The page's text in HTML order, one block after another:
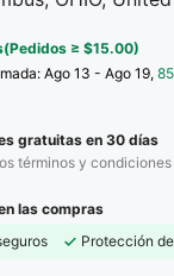
≥ $15.00)
Ago 13 - Ago 19,
gratuitas en 30 días
términos y condiciones
las compras
Protección